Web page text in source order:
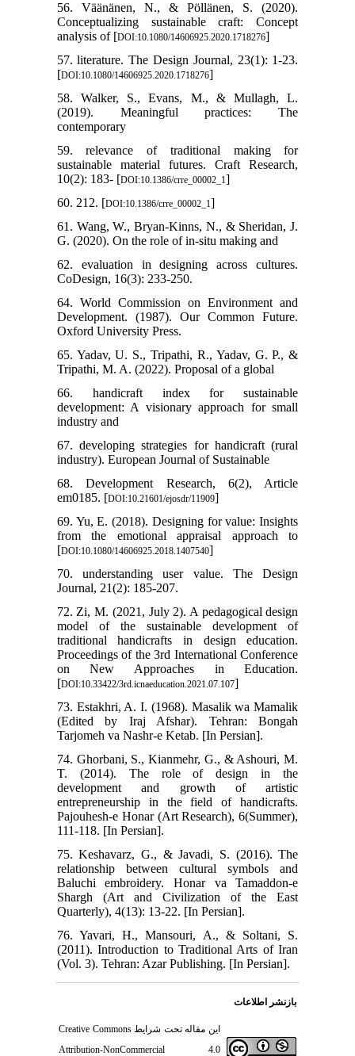
56. Väänänen, N., & Pöllänen, S. (2020).
Conceptualizing sustainable craft: Concept
analysis of [DOI:10.1080/14606925.2020.1718276]
57. literature. The Design Journal, 23(1): 1-23.
[DOI:10.1080/14606925.2020.1718276]
58. Walker, S., Evans, M., & Mullagh, L.
(2019). Meaningful practices: The
contemporary
59. relevance of traditional making for
sustainable material futures. Craft Research,
10(2): 183- [DOI:10.1386/crre_00002_1]
60. 212. [DOI:10.1386/crre_00002_1]
61. Wang, W., Bryan-Kinns, N., & Sheridan, J.
G. (2020). On the role of in-situ making and
62. evaluation in designing across cultures.
CoDesign, 16(3): 233-250.
64. World Commission on Environment and
Development. (1987). Our Common Future.
Oxford University Press.
65. Yadav, U. S., Tripathi, R., Yadav, G. P., &
Tripathi, M. A. (2022). Proposal of a global
66. handicraft index for sustainable
development: A visionary approach for small
industry and
67. developing strategies for handicraft (rural
industry). European Journal of Sustainable
68. Development Research, 6(2), Article
em0185. [DOI:10.21601/ejosdr/11909]
69. Yu, E. (2018). Designing for value: Insights
from the emotional appraisal approach to
[DOI:10.1080/14606925.2018.1407540]
70. understanding user value. The Design
Journal, 21(2): 185-207.
72. Zi, M. (2021, July 2). A pedagogical design
model of the sustainable development of
traditional handicrafts in design education.
Proceedings of the 3rd International Conference
on New Approaches in Education.
[DOI:10.33422/3rd.icnaeducation.2021.07.107]
73. Estakhri, A. I. (1968). Masalik wa Mamalik
(Edited by Iraj Afshar). Tehran: Bongah
Tarjomeh va Nashr-e Ketab. [In Persian].
74. Ghorbani, S., Kianmehr, G., & Ashouri, M.
T. (2014). The role of design in the
development and growth of artistic
entrepreneurship in the field of handicrafts.
Pajouhesh-e Honar (Art Research), 6(Summer),
111-118. [In Persian].
75. Keshavarz, G., & Javadi, S. (2016). The
relationship between cultural symbols and
Baluchi embroidery. Honar va Tamaddon-e
Shargh (Art and Civilization of the East
Quarterly), 4(13): 13-22. [In Persian].
76. Yavari, H., Mansouri, A., & Soltani, S.
(2011). Introduction to Traditional Arts of Iran
(Vol. 3). Tehran: Azar Publishing. [In Persian].
بازنشر اطلاعات
این مقاله تحت شرایطCreative Commons
Attribution-NonCommercial 4.0